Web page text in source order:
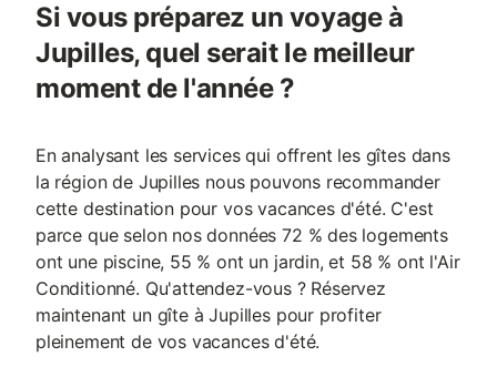
Si vous préparez un voyage à
Jupilles, quel serait le meilleur
moment de l'année ?
En analysant les services qui offrent les gîtes dans
la région de Jupilles nous pouvons recommander
cette destination pour vos vacances d'été. C'est
parce que selon nos données 72 % des logements
ont une piscine, 55 % ont un jardin, et 58 % ont l'Air
Conditionné. Qu'attendez-vous ? Réservez
maintenant un gîte à Jupilles pour profiter
pleinement de vos vacances d'été.